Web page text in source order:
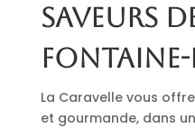
saveurs
Fontaine-
La Caravelle vous
et gourmande, dans